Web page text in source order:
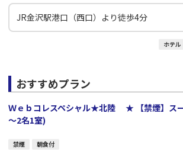
JR金沢駅港口（西口）より徒歩4分
ホテル
おすすめプラン
Ｗｅｂコレスペシャル★北陸 ★ 【禁煙】ス
～2名1室)
禁煙 朝食付